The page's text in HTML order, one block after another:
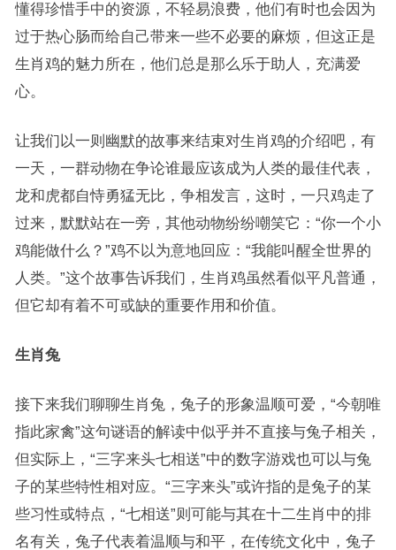
懂得珍惜手中的资源，不轻易浪费，他们有时也会因为
过于热心肠而给自己带来一些不必要的麻烦，但这正是
生肖鸡的魅力所在，他们总是那么乐于助人，充满爱
心。
让我们以一则幽默的故事来结束对生肖鸡的介绍吧，有
一天，一群动物在争论谁最应该成为人类的最佳代表，
龙和虎都自恃勇猛无比，争相发言，这时，一只鸡走了
过来，默默站在一旁，其他动物纷纷嘲笑它：“你一个小
鸡能做什么？”鸡不以为意地回应：“我能叫醒全世界的
人类。”这个故事告诉我们，生肖鸡虽然看似平凡普通，
但它却有着不可或缺的重要作用和价值。
生肖兔
接下来我们聊聊生肖兔，兔子的形象温顺可爱，“今朝唯
指此家禽”这句谜语的解读中似乎并不直接与兔子相关，
但实际上，“三字来头七相送”中的数字游戏也可以与兔
子的某些特性相对应。“三字来头”或许指的是兔子的某
些习性或特点，“七相送”则可能与其在十二生肖中的排
名有关，兔子代表着温顺与和平，在传统文化中，兔子